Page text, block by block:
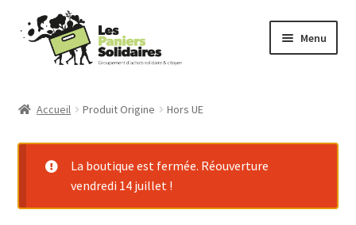
Aller
Aller
contenu
Menu
Mode d’emploi
Qui sommes-nous ?
Accueil Produit Origine Hors UE
La boutique est fermée. Réouverture
vendredi 14 juillet !